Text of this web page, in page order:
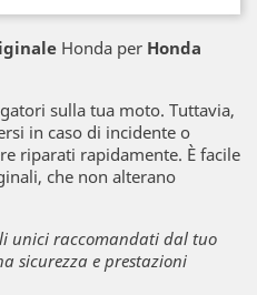
Honda per Honda
sulla tua moto. Tuttavia,
in caso di incidente o
riparati rapidamente. È facile
che non alterano
unici raccomandati dal tuo
sicurezza e prestazioni